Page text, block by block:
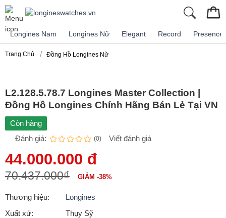
Longines Nam Longines Nữ Elegant Record Presence
Trang Chủ Đồng Hồ Longines Nữ
L2.128.5.78.7 Longines Master Collection |
Đồng Hồ Longines Chính Hãng Bán Lẻ Tại VN
Còn hàng
Đánh giá:
(0) Viết đánh giá
44.000.000 đ
70.437.000₫ GIẢM -38%
Thương hiệu:
Longines
Xuất xứ:
Thụy Sỹ